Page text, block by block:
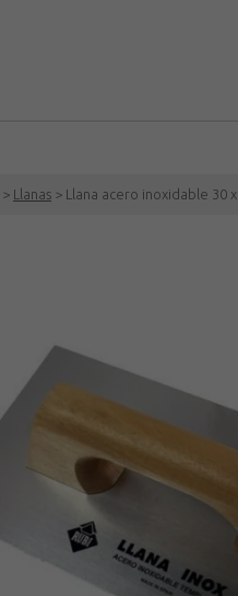
> Llanas > Llana acero inoxidable 30